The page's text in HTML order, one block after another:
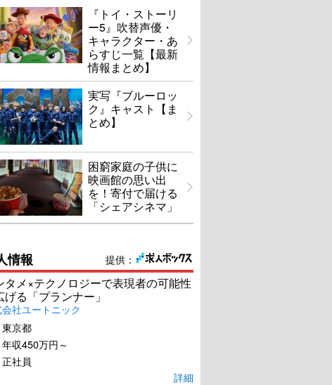
『トイ・ストーリ
ー5』吹替声優・
キャラクター・あ
らすじ一覧【最新
情報まとめ】
実写『ブルーロッ
ク』キャスト【ま
とめ】
困窮家庭の子供に
映画館の思い出
を！寄付で届ける
「シェアシネマ」
提供：
情報
タメ×テクノロジーで表現者の可能性
げる「プランナー」
社ユートニック
東京都
年収450万円～
正社員
詳細